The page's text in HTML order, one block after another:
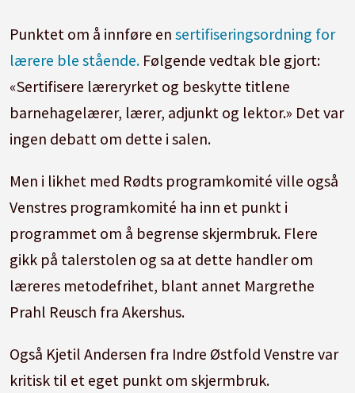
Punktet om å innføre ensertifiseringsordning for
lærere ble stående. Følgende vedtak ble gjort:
«Sertifisere læreryrket og beskytte titlene
barnehagelærer, lærer, adjunkt og lektor.» Det var
ingen debatt om dette i salen.
Men i likhet med Rødts programkomité ville også
Venstres programkomité ha inn et punkt i
programmet om å begrense skjermbruk. Flere
gikk på talerstolen og sa at dette handler om
læreres metodefrihet, blant annet Margrethe
Prahl Reusch fra Akershus.
Også Kjetil Andersen fra Indre Østfold Venstre var
kritisk til et eget punkt om skjermbruk.